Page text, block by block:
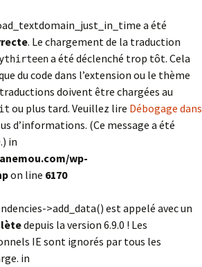
a été
. Le chargement de la traduction
a été déclenché trop tôt. Cela
du code dans l’extension ou le thème
doivent être chargées au
ou plus tard. Veuillez lire Débogage dans
d’informations. (Ce message a été
in
wp-
on line 6170
>add_data() est appelé avec un
depuis la version 6.9.0 ! Les
IE sont ignorés par tous les
in